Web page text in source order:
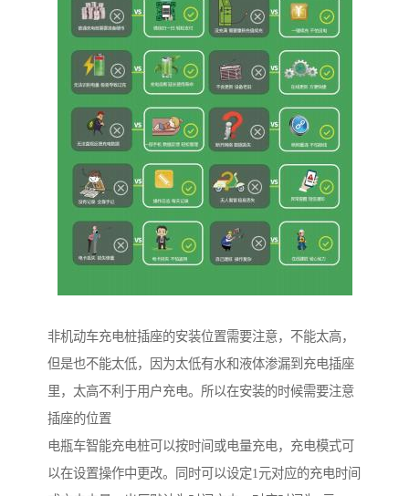
非机动车充电桩插座的安装位置需要注意，不能太高，
但是也不能太低，因为太低有水和液体渗漏到充电插座
里，太高不利于用户充电。所以在安装的时候需要注意
插座的位置
电瓶车智能充电桩可以按时间或电量充电，充电模式可
以在设置操作中更改。同时可以设定1元对应的充电时间